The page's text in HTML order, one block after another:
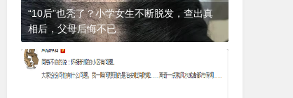
“10后”也秃了？小学女生不断脱发，查出真
相后，父母后悔不已